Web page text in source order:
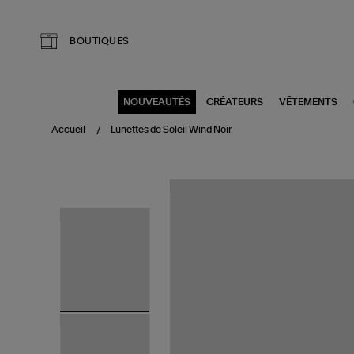
BOUTIQUES
NOUVEAUTÉS CRÉATEURS VÊTEMENTS
Accueil Lunettes de Soleil Wind Noir